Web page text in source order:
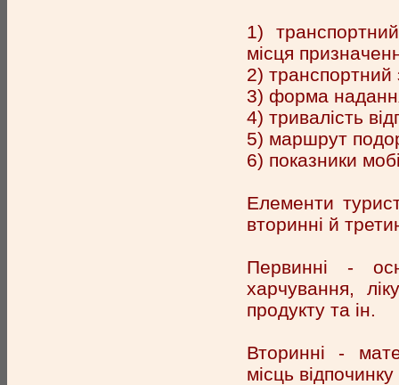
1)
місця
2) транспортний
3) форма
4) тривалість
5) маршрут
6) показники
Елементи
вторинні й
Первинні -
харчування,
продукту та ін.
Вторинні -
місць